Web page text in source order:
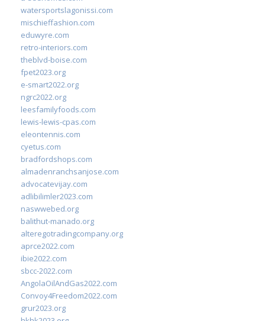
watersportslagonissi.com
mischieffashion.com
eduwyre.com
retro-interiors.com
theblvd-boise.com
fpet2023.org
e-smart2022.org
ngrc2022.org
leesfamilyfoods.com
lewis-lewis-cpas.com
eleontennis.com
cyetus.com
bradfordshops.com
almadenranchsanjose.com
advocatevijay.com
adlibilimler2023.com
naswwebed.org
balithut-manado.org
alteregotradingcompany.org
aprce2022.com
ibie2022.com
sbcc-2022.com
AngolaOilAndGas2022.com
Convoy4Freedom2022.com
grur2023.org